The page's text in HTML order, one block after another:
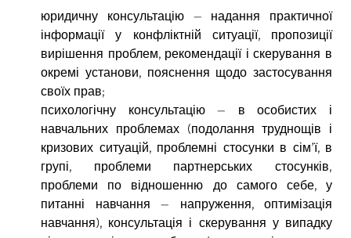
юридичну консультацію – надання практичної
інформації у конфліктній ситуації, пропозиції
вирішення проблем, рекомендації і скерування в
окремі установи, пояснення щодо застосування
своїх прав;
психологічну консультацію – в особистих і
навчальних проблемах (подолання труднощів і
кризових ситуацій, проблемні стосунки в сім’ї, в
групі, проблеми партнерських стосунків,
проблеми по відношенню до самого себе, у
питанні навчання – напруження, оптимізація
навчання), консультація і скерування у випадку